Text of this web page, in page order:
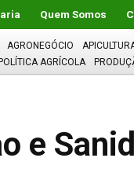
Quem Somos
AGRONEGÓCIO
POLÍTICA AGRÍCOLA
e